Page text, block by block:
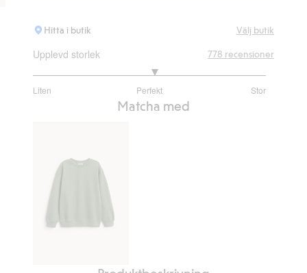
Hitta i butik Välj butik
Upplevd storlek
Liten Perfekt Stor
utav
778 recensioner
Matcha med